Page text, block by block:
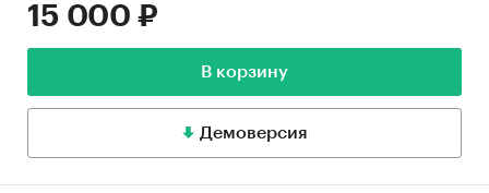
15 000 ₽
В корзину
Демоверсия